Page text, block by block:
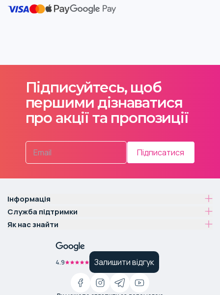
Підписуйтесь, щоб
першими дізнаватися
про акції та пропозиції
Підписатися
Інформація
Служба підтримки
Як нас знайти
4.9 Залишити відгук